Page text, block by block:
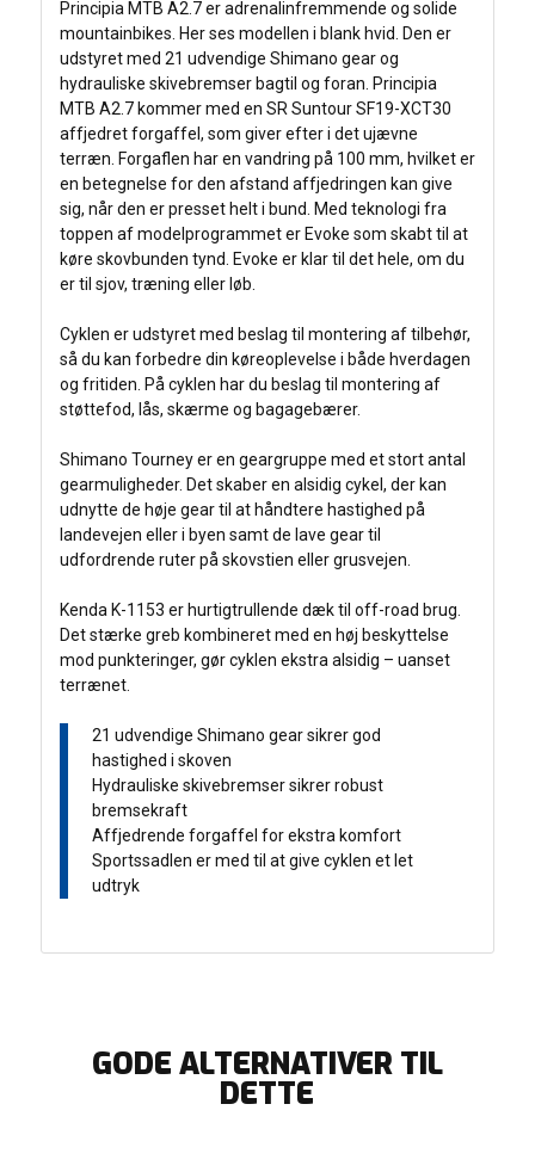
Principia MTB A2.7 er adrenalinfremmende og solide
mountainbikes. Her ses modellen i blank hvid. Den er
udstyret med 21 udvendige Shimano gear og
hydrauliske skivebremser bagtil og foran. Principia
MTB A2.7 kommer med en SR Suntour SF19-XCT30
affjedret forgaffel, som giver efter i det ujævne
terræn. Forgaflen har en vandring på 100 mm, hvilket er
en betegnelse for den afstand affjedringen kan give
sig, når den er presset helt i bund. Med teknologi fra
toppen af modelprogrammet er Evoke som skabt til at
køre skovbunden tynd. Evoke er klar til det hele, om du
er til sjov, træning eller løb.
Cyklen er udstyret med beslag til montering af tilbehør,
så du kan forbedre din køreoplevelse i både hverdagen
og fritiden. På cyklen har du beslag til montering af
støttefod, lås, skærme og bagagebærer.
Shimano Tourney er en geargruppe med et stort antal
gearmuligheder. Det skaber en alsidig cykel, der kan
udnytte de høje gear til at håndtere hastighed på
landevejen eller i byen samt de lave gear til
udfordrende ruter på skovstien eller grusvejen.
Kenda K-1153 er hurtigtrullende dæk til off-road brug.
Det stærke greb kombineret med en høj beskyttelse
mod punkteringer, gør cyklen ekstra alsidig – uanset
terrænet.
21 udvendige Shimano gear sikrer god
hastighed i skoven
Hydrauliske skivebremser sikrer robust
bremsekraft
Affjedrende forgaffel for ekstra komfort
Sportssadlen er med til at give cyklen et let
udtryk
GODE ALTERNATIVER TIL
DETTE